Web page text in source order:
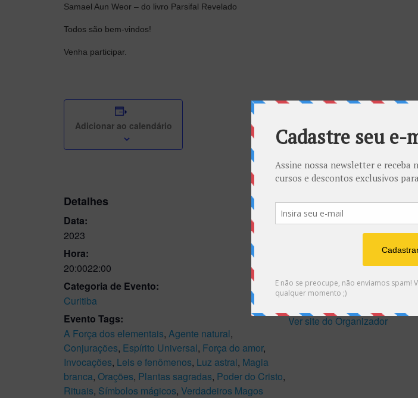
Samael Aun Weor – do livro Parsifal Revelado
Todos são bem-vindos!
Venha participar.
Adicionar ao calendário
Detalhes
Data:
2023
Hora:
20:0022:00
Categoria de Evento:
Curitiba
Evento Tags:
A Força dos elementais, Agente natural,
Conjurações, Espírito Universal, Força do amor,
Invocações, Leis e fenômenos, Luz astral, Magia
branca, Orações, Plantas sagradas, Poder do Cristo,
Rituais, Símbolos mágicos, Verdadeiros Magos
Organizador
Academia Brasileira de Gnose
41 3372-7038 / 99973-7522
faleconosco@gnose.org.br
Ver site do Organizador